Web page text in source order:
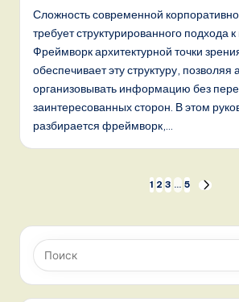
Сложность современной
требует структурированного подхода
Фреймворк архитектурной точки
обеспечивает эту структуру, позволяя
организовывать информацию без
заинтересованных сторон. В этом
разбирается фреймворк,…
записей
1 2 3 … 5
СЛЕД.